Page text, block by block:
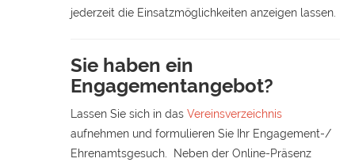
jederzeit die Einsatzmöglichkeiten anzeigen lassen.
Sie haben ein
Engagementangebot?
Lassen Sie sich in das Vereinsverzeichnis
aufnehmen und formulieren Sie Ihr Engagement-/
Ehrenamtsgesuch. Neben der Online-Präsenz